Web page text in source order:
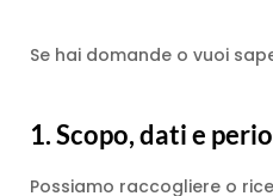
Se hai domande o vuoi
1. Scopo, dati e
Possiamo raccogliere o